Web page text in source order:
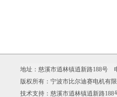
地址：慈溪市逍林镇逍新路188号
版权所有：宁波市比尔迪赛电机有限
技术支持：慈溪市逍林镇逍新路188